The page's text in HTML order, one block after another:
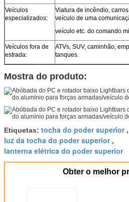
Veículos
especializados:
Viatura de incêndio,
veículo de uma
veículo etc. do comando
Veículos fora de
estrada:
ATVs, SUV, caminhão,
tanques.
Mostra do produto:
Etiquetas: tocha do poder superior,
luz da tocha do poder superior,
lanterna elétrica do poder superior
Obter o melhor